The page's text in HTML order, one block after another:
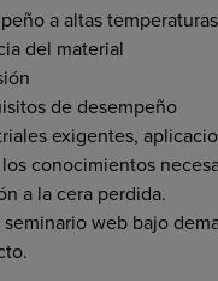
a altas temperaturas
del material
de desempeño
exigentes,
conocimientos
a la cera perdida.
web bajo